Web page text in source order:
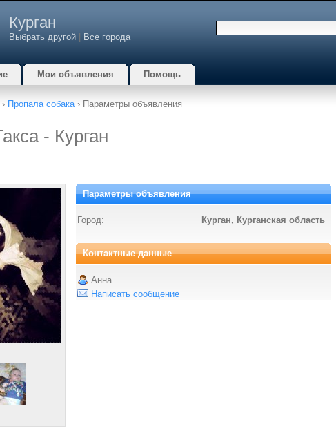
Курган
Выбрать другой Все города
Мои объявления Помощь
› Пропала собака› Параметры объявления
- Курган
Параметры объявления
Город: Курган, Курганская область
Контактные данные
Анна
Написать сообщение